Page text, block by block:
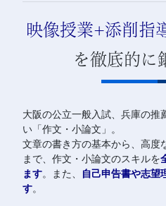
映像授業+添削指
を徹底的に
大阪の公立一般入試、兵庫の推
い「作文・小論文」。
文章の書き方の基本から、高度
まで、作文・小論文のスキルを
ます。また、
自己申告書や志望
す。